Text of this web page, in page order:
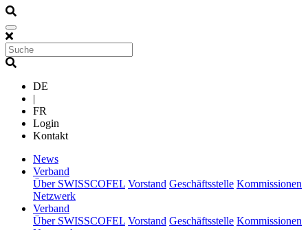
DE
|
FR
Login
Kontakt
News(current)
Verband
Über SWISSCOFEL Vorstand Geschäftsstelle Kommissionen
Netzwerk
Verband
Über SWISSCOFEL Vorstand Geschäftsstelle Kommissionen